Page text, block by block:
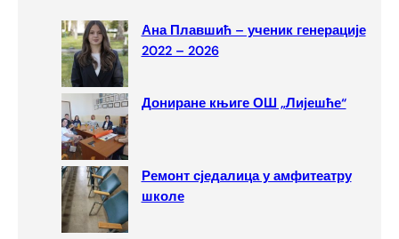
Ана Плавшић – ученик генерације
2022 – 2026
Дониране књиге ОШ „Лијешће“
Ремонт сједалица у амфитеатру
школе